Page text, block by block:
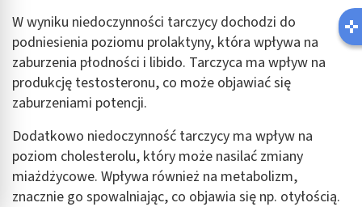
W wyniku niedoczynności tarczycy dochodzi do
podniesienia poziomu prolaktyny, która wpływa na
zaburzenia płodności i libido. Tarczyca ma wpływ na
produkcję testosteronu, co może objawiać się
zaburzeniami potencji.
Dodatkowo niedoczynność tarczycy ma wpływ na
poziom cholesterolu, który może nasilać zmiany
miażdżycowe. Wpływa również na metabolizm,
znacznie go spowalniając, co objawia się np. otyłością.